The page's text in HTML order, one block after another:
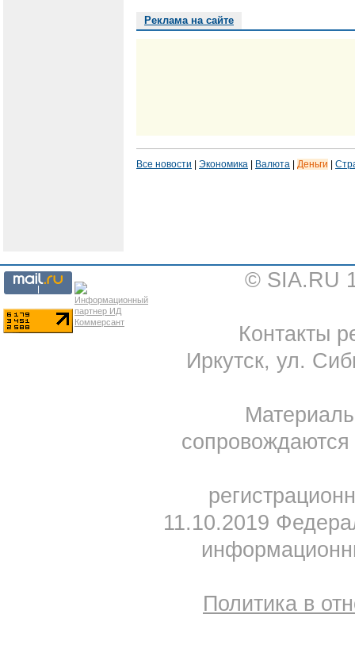
Реклама на сайте
Все новости Экономика Валюта Деньги
© SIA.RU
Контакты
Иркутск, ул.
11.10.2019
Политика в